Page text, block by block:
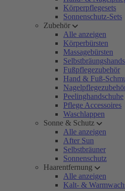
Körperpflegesets
Sonnenschutz-Sets
Zubehör
Alle anzeigen
Körperbürsten
Massagebürsten
Fußpflegezubehör
Hand & Fuß-
Peelinghandschuhe
Pflege Accessoires
Waschlappen
Sonne & Schutz
Alle anzeigen
After Sun
Selbstbräuner
Sonnenschutz
Haarentfernung
Alle anzeigen
Kalt- &